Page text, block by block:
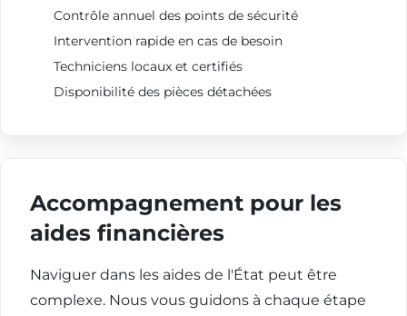
Contrôle annuel des points de sécurité
Intervention rapide en cas de besoin
Techniciens locaux et certifiés
Disponibilité des pièces détachées
Accompagnement pour les
aides financières
Naviguer dans les aides de l'État peut être
complexe. Nous vous guidons à chaque étape